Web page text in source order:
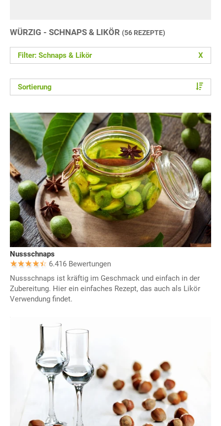
WÜRZIG - SCHNAPS & LIKÖR (56 REZEPTE)
Filter: Schnaps & Likör X
Sortierung
Nussschnaps
6.416 Bewertungen
Nussschnaps ist kräftig im Geschmack und einfach in der
Zubereitung. Hier ein einfaches Rezept, das auch als Likör
Verwendung findet.